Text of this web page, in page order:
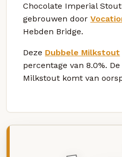
Chocolate Imperial
gebrouwen door
Hebden Bridge.
Deze Dubbele Milkstout
percentage van 8.0%.
Milkstout komt van